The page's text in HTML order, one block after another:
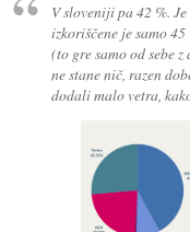
V sloveniji pa 42 %.
izkoriščene je samo
(to gre samo od sebe
ne stane nič, razen
dodali malo vetra,